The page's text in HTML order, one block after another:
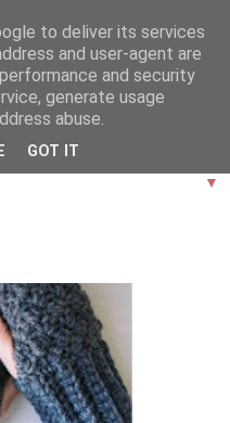
▼
to deliver its services
and user-agent are
and security
generate usage
abuse.
GOT IT